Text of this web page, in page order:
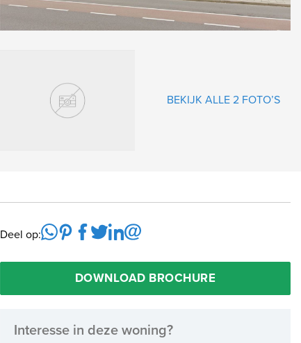
BEKIJK ALLE 2 FOTO’S
Deel op:
DOWNLOAD BROCHURE
Interesse in deze woning?